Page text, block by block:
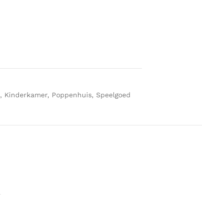
, Kinderkamer, Poppenhuis, Speelgoed